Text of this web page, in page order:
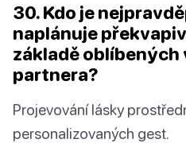
30. Kdo je
naplánuje
základě oblíbených
partnera?
Projevování lásky
personalizovaných gest.